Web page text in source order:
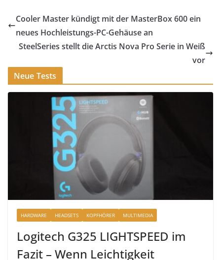
Cooler Master kündigt mit der MasterBox 600 ein
neues Hochleistungs-PC-Gehäuse an
SteelSeries stellt die Arctis Nova Pro Serie in Weiß
vor
Neue Tests
HARDWARE HEADSETS KOPFHÖRER MULTIMEDIA
Logitech G325 LIGHTSPEED im
Fazit – Wenn Leichtigkeit